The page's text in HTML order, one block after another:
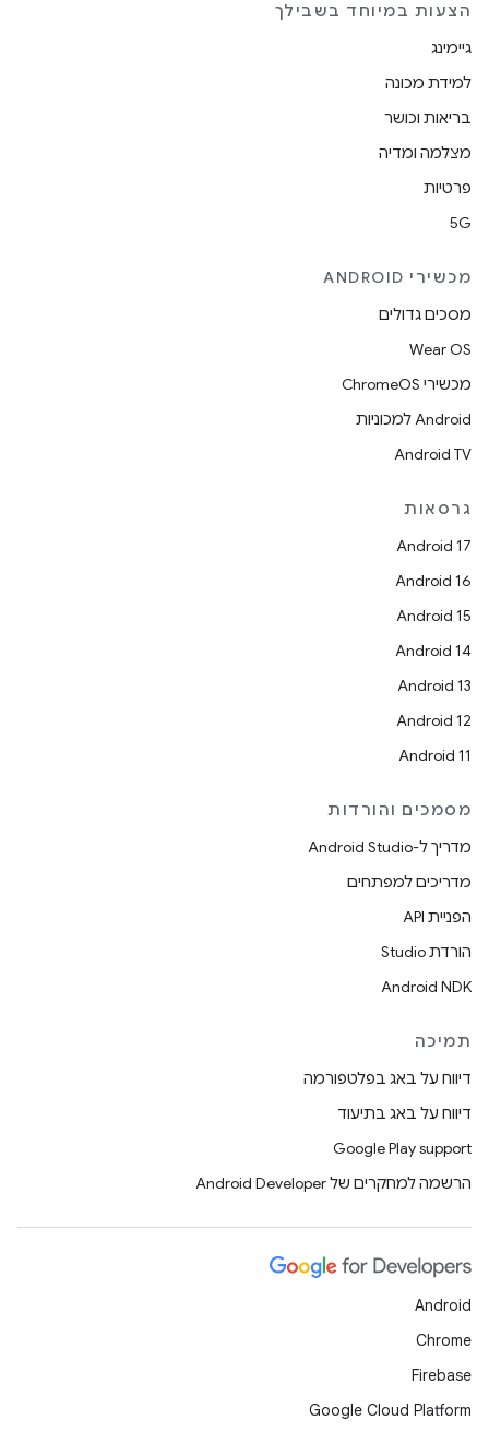
הצעות במיוחד בשבילך
גיימינג
למידת מכונה
בריאות וכושר
מצלמה ומדיה
פרטיות
5G
מכשירי ANDROID
מסכים גדולים
Wear OS
מכשירי ChromeOS
Android למכוניות
Android TV
גרסאות
Android 17
Android 16
Android 15
Android 14
Android 13
Android 12
Android 11
מסמכים והורדות
מדריך ל-Android Studio
מדריכים למפתחים
הפניית API
הורדת Studio
Android NDK
תמיכה
דיווח על באג בפלטפורמה
דיווח על באג בתיעוד
Google Play support
הרשמה למחקרים של Android Developer
Android
Chrome
Firebase
Google Cloud Platform